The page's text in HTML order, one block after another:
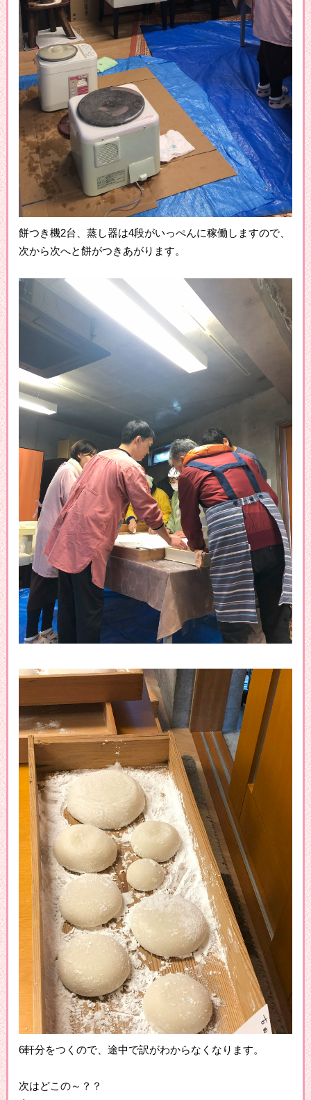
餅つき機2台、蒸し器は4段がいっぺんに稼働しますので、
次から次へと餅がつきあがります。
6軒分をつくので、途中で訳がわからなくなります。
次はどこの～？？